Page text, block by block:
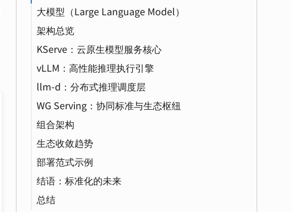
大模型（Large Language Model）
架构总览
KServe：云原生模型服务核心
CRD（自定义资源定义）
弹性伸缩（Elastic Scaling）
GPU（图形处理器）
金丝雀发布（Canary Deployment）
vLLM：高性能推理执行引擎
PagedAttention（分页注意力）
Continuous Batching（连续批处理）
INT8（8 位整数）
llm-d：分布式推理调度层
嵌入（Embedding）
WG Serving：协同标准与生态枢纽
K8s（Kubernetes）
Ingress（入口）
组合架构
生态收敛趋势
PyTorch
LLM（大语言模型）
部署范式示例
结语：标准化的未来
总结